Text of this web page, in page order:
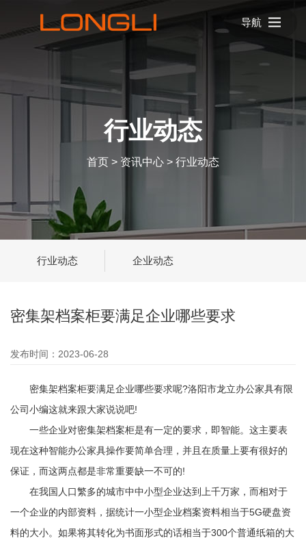
导航
行业动态
首页 > 资讯中心 > 行业动态
行业动态 企业动态
密集架档案柜要满足企业哪些要求
发布时间：2023-06-28
密集架档案柜要满足企业哪些要求呢?洛阳市龙立办公家具有限
公司小编这就来跟大家说说吧!
一些企业对密集架档案柜是有一定的要求，即智能。这主要表
现在这种智能办公家具操作要简单合理，并且在质量上要有很好的
保证，而这两点都是非常重要缺一不可的!
在我国人口繁多的城市中中小型企业达到上千万家，而相对于
一个企业的内部资料，据统计一小型企业档案资料相当于5G硬盘资
料的大小。如果将其转化为书面形式的话相当于300个普通纸箱的大